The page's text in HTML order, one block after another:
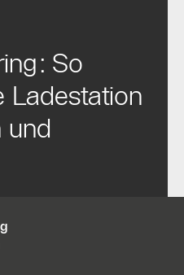
So
Ladestation
und